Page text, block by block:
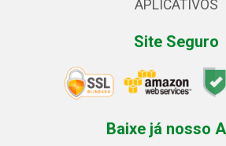
APLICATIVOS
Site Seguro
Baixe já nosso